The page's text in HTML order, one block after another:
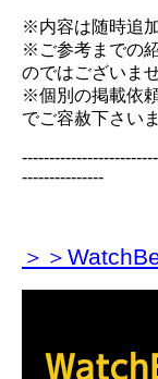
※内容は随時追
※ご参考までの
のではございませ
※個別の掲載依
でご容赦下さいま
---------------
＞＞